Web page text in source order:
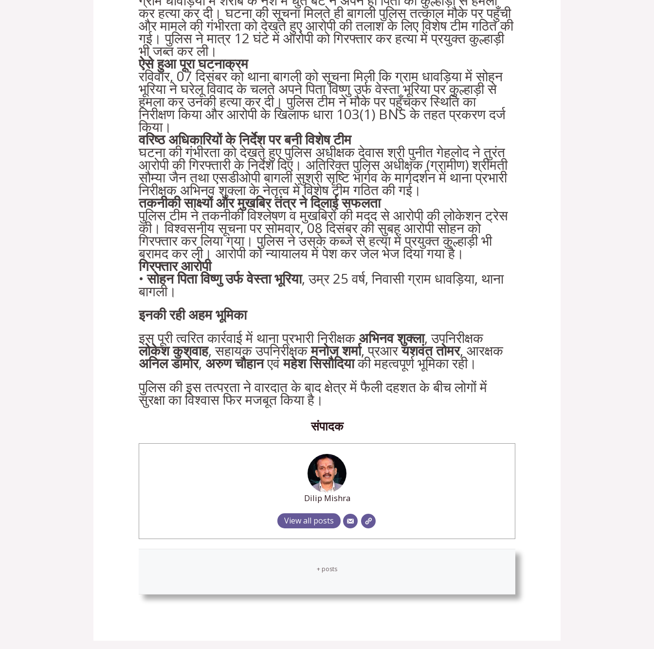
कर हत्या कर दी। घटना की सूचना मिलते ही बागली पुलिस तत्काल मौके पर पहुँची
और मामले की गंभीरता को देखते हुए आरोपी की तलाश के लिए विशेष टीम गठित की
गई। पुलिस ने मात्र 12 घंटे में आरोपी को गिरफ्तार कर हत्या में प्रयुक्त कुल्हाड़ी
भी जब्त कर ली।
ऐसे हुआ पूरा घटनाक्रम
रविवार, 07 दिसंबर को थाना बागली को सूचना मिली कि ग्राम धावड़िया में सोहन
भूरिया ने घरेलू विवाद के चलते अपने पिता विष्णु उर्फ वेस्ता भूरिया पर कुल्हाड़ी से
हमला कर उनकी हत्या कर दी। पुलिस टीम ने मौके पर पहुँचकर स्थिति का
निरीक्षण किया और आरोपी के खिलाफ धारा 103(1) BNS के तहत प्रकरण दर्ज
किया।
वरिष्ठ अधिकारियों के निर्देश पर बनी विशेष टीम
घटना की गंभीरता को देखते हुए पुलिस अधीक्षक देवास श्री पुनीत गेहलोद ने तुरंत
आरोपी की गिरफ्तारी के निर्देश दिए। अतिरिक्त पुलिस अधीक्षक (ग्रामीण) श्रीमती
सौम्या जैन तथा एसडीओपी बागली सुश्री सृष्टि भार्गव के मार्गदर्शन में थाना प्रभारी
निरीक्षक अभिनव शुक्ला के नेतृत्व में विशेष टीम गठित की गई।
तकनीकी साक्ष्यों और मुखबिर तंत्र ने दिलाई सफलता
पुलिस टीम ने तकनीकी विश्लेषण व मुखबिरों की मदद से आरोपी की लोकेशन ट्रेस
की। विश्वसनीय सूचना पर सोमवार, 08 दिसंबर की सुबह आरोपी सोहन को
गिरफ्तार कर लिया गया। पुलिस ने उसके कब्जे से हत्या में प्रयुक्त कुल्हाड़ी भी
बरामद कर ली। आरोपी को न्यायालय में पेश कर जेल भेज दिया गया है।
गिरफ्तार आरोपी
•सोहन पिता विष्णु उर्फ वेस्ता भूरिया, उम्र 25 वर्ष, निवासी ग्राम धावड़िया, थाना
बागली।
इनकी रही अहम भूमिका
इस पूरी त्वरित कार्रवाई में थाना प्रभारी निरीक्षकअभिनव शुक्ला, उपनिरीक्षक
लोकेश कुशवाह, सहायक उपनिरीक्षकमनोज शर्मा, प्रआरयशवंत तोमर, आरक्षक
अनिल डामोर,अरुण चौहानएवंमहेश सिसौदियाकी महत्वपूर्ण भूमिका रही।
पुलिस की इस तत्परता ने वारदात के बाद क्षेत्र में फैली दहशत के बीच लोगों में
सुरक्षा का विश्वास फिर मजबूत किया है।
संपादक
Dilip Mishra
View all posts
+ posts